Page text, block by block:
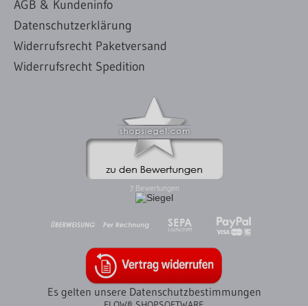
AGB & Kundeninfo
Datenschutzerklärung
Widerrufsrecht Paketversand
Widerrufsrecht Spedition
Es gelten unsere Datenschutzbestimmungen